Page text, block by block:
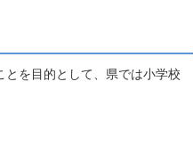
を目的として、県では小学校